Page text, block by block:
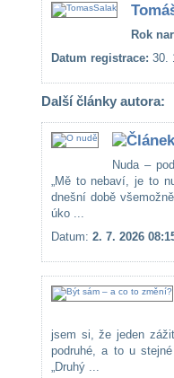
Rok
Datum registrace: 30.
Další články autora:
Nuda –
„Mě to nebaví, je to
dnešní době
úko ...
Datum: 2. 7. 2026
jsem si, že jeden
podruhé, a to u
„Druhý ...